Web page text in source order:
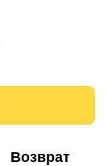
Возврат